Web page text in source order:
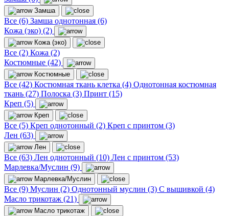
Замша
Все (6) Замша однотонная (6)
Кожа (эко) (2)
Кожа (эко)
Все (2) Кожа (2)
Костюмные (42)
Костюмные
Все (42) Костюмная ткань клетка (4) Однотонная костюмная
ткань (27) Полоска (3) Принт (15)
Креп (5)
Креп
Все (5) Креп однотонный (2) Креп с принтом (3)
Лен (63)
Лен
Все (63) Лен однотонный (10) Лен с принтом (53)
Марлевка/Муслин (9)
Марлевка/Муслин
Все (9) Муслин (2) Однотонный муслин (3) С вышивкой (4)
Масло трикотаж (21)
Масло трикотаж